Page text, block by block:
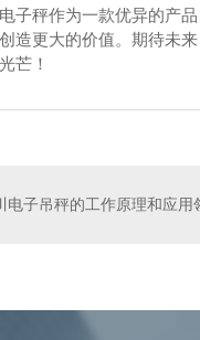
子秤作为一款优异的产
造更大的价值。期待未
芒！
电子吊秤的工作原理和应用